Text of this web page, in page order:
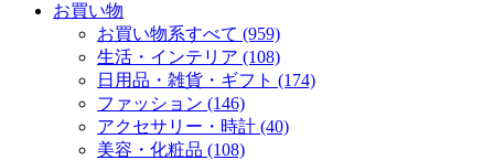
お買い物
お買い物系すべて (959)
生活・インテリア (108)
日用品・雑貨・ギフト (174)
ファッション (146)
アクセサリー・時計 (40)
美容・化粧品 (108)